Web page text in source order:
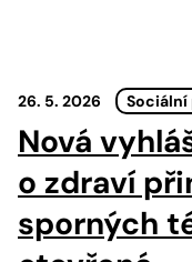
26. 5. 2026
Nová
o zdraví
sporných